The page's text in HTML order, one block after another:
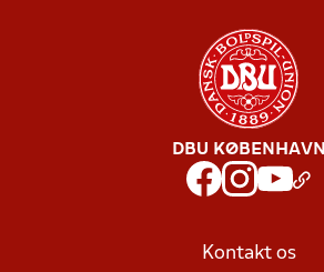
DBU KØBENHAVN
Kontakt os